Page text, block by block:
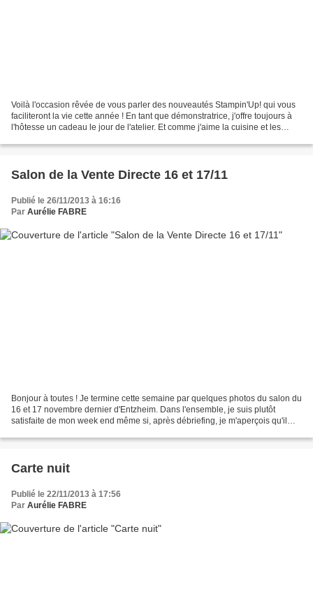
Voilà l'occasion rêvée de vous parler des nouveautés Stampin'Up! qui vous
faciliteront la vie cette année ! En tant que démonstratrice, j'offre toujours à
l'hôtesse un cadeau le jour de l'atelier. Et comme j'aime la cuisine et les
Salon de la Vente Directe 16 et 17/11
Publié le 26/11/2013 à 16:16
Par Aurélie FABRE
Bonjour à toutes ! Je termine cette semaine par quelques photos du salon du
16 et 17 novembre dernier d'Entzheim. Dans l'ensemble, je suis plutôt
satisfaite de mon week end même si, après débriefing, je m'aperçois qu'il
Carte nuit
Publié le 22/11/2013 à 17:56
Par Aurélie FABRE